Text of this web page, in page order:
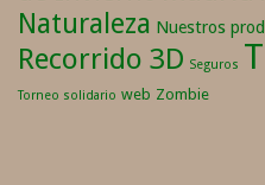
Naturaleza Nuestros
Recorrido 3D Seguros
Torneo solidario web Zombie